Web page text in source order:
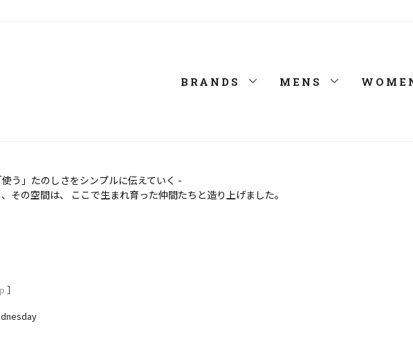
BRANDS MENS
う」たのしさをシンプルに伝えていく -
その空間は、 ここで生まれ育った仲間たちと造り上げました。
］